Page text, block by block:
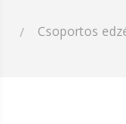
Csoportos